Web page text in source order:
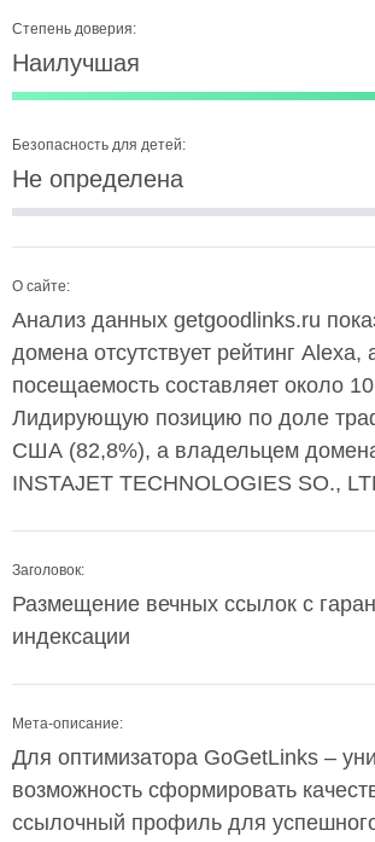
Степень доверия:
Наилучшая
Безопасность для детей:
Не определена
О сайте:
Анализ данных getgoodlinks.ru
домена отсутствует рейтинг Alexa,
посещаемость составляет около
Лидирующую позицию по доле
США (82,8%), а владельцем
INSTAJET TECHNOLOGIES SO.,
Заголовок:
Размещение вечных ссылок с
индексации
Мета-описание:
Для оптимизатора GoGetLinks –
возможность сформировать
ссылочный профиль для